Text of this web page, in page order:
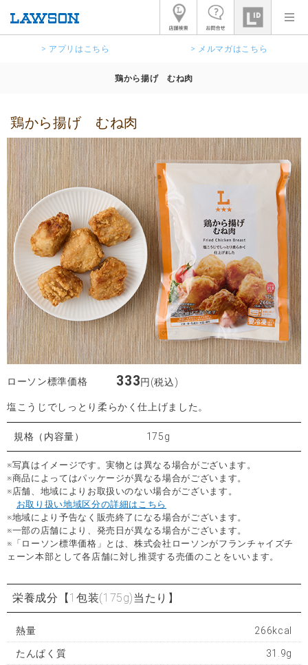
> アプリはこちら > メルマガはこちら
鶏から揚げ むね肉
鶏から揚げ むね肉
ローソン標準価格 333円(税込)
塩こうじでしっとり柔らかく仕上げました。
規格（内容量） 175g
※写真はイメージです。実物とは異なる場合がございます。
※商品によってはパッケージが異なる場合がございます。
※店舗、地域によりお取扱いのない場合がございます。
お取り扱い地域区分の詳細はこちら
※地域により予告なく販売終了になる場合がございます。
※一部の店舗により、発売日が異なる場合がございます。
※「ローソン標準価格」とは、株式会社ローソンがフランチャイズチ
ェーン本部として各店舗に対し推奨する売価のことをいいます。
栄養成分 【1包装(175g)当たり】
熱量 266kcal
たんぱく質 31.9g